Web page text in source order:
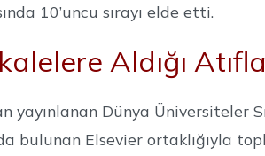
10’uncu sırayı elde etti.
Aldığı
yayınlanan Dünya Üniversiteler
bulunan Elsevier ortaklığıyla